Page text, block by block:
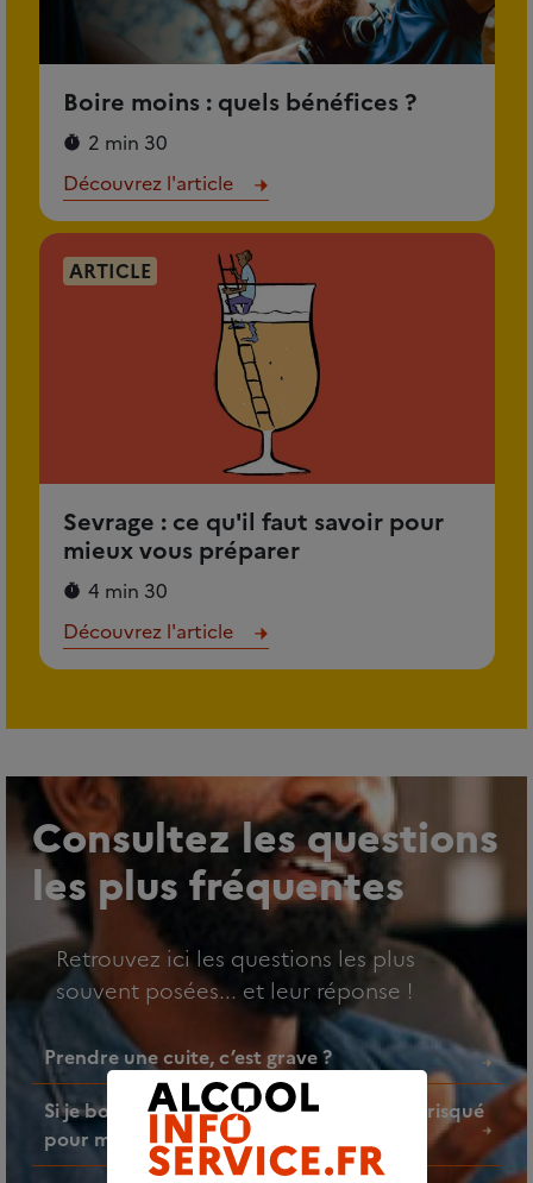
Boire moins : quels bénéfices ?
2 min 30
Découvrez l'article
ARTICLE
Sevrage : ce qu'il faut savoir pour
mieux vous préparer
4 min 30
Découvrez l'article
Consultez les questions
les plus fréquentes
Retrouvez ici les questions les plus
souvent posées... et leur réponse !
Prendre une cuite, c’est grave ?
Si je bois un verre d’alcool par jour, est-ce risqué
pour ma santé ?